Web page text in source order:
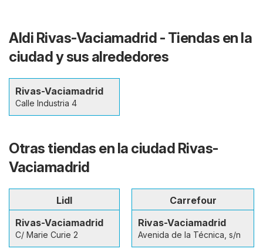
Aldi Rivas-Vaciamadrid - Tiendas en la
ciudad y sus alrededores
Rivas-Vaciamadrid
Calle Industria 4
Otras tiendas en la ciudad Rivas-
Vaciamadrid
Lidl
Rivas-Vaciamadrid
C/ Marie Curie 2
Carrefour
Rivas-Vaciamadrid
Avenida de la Técnica, s/n